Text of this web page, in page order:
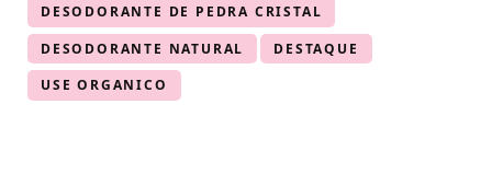
DESODORANTE DE PEDRA CRISTAL
DESODORANTE NATURAL
DESTAQUE
USE ORGANICO